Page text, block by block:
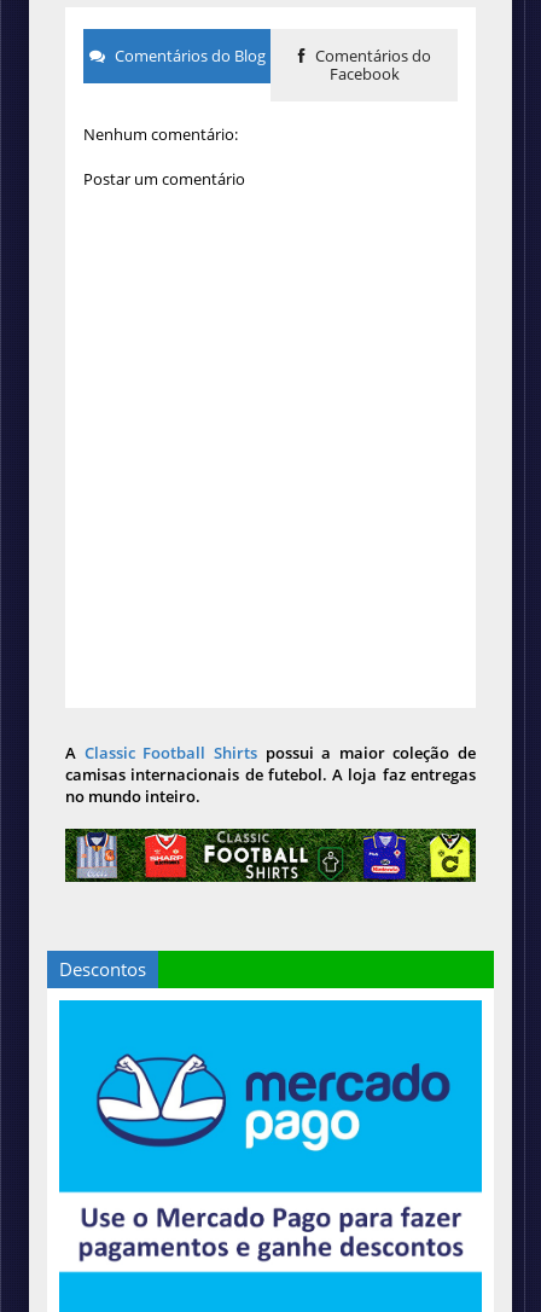
Comentários do Blog
Comentários do
Facebook
Nenhum comentário:
Postar um comentário
A Classic Football Shirts possui a maior coleção de
camisas internacionais de futebol. A loja faz entregas
no mundo inteiro.
Descontos